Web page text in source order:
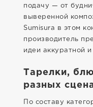
подачу — от
выверенной
Sumisura в этом
производитель
идеи аккуратной
Тарелки,
разных
По составу